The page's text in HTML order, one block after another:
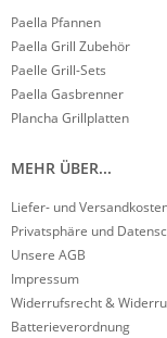
Paella Pfannen
Paella Grill Zubehör
Paelle Grill-Sets
Paella Gasbrenner
Plancha Grillplatten
MEHR ÜBER...
Liefer- und
Privatsphäre und
Unsere AGB
Impressum
Widerrufsrecht &
Batterieverordnung